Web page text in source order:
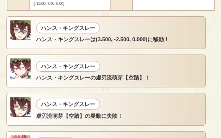
(-15.00, 7.50, 0.00)
ハンス・キングスレー
ハンス・キングスレーは(3.500, -2.500, 0.000)に移動！
ハンス・キングスレー
ハンス・キングスレーの虚刃流萌芽【空踏】！
ハンス・キングスレー
虚刃流萌芽【空踏】の発動に失敗！